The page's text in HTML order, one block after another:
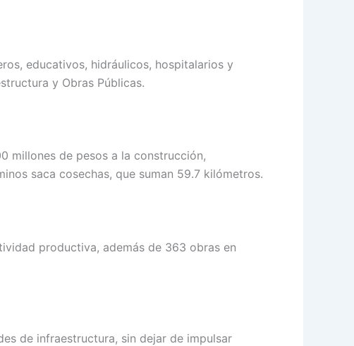
educativos, hidráulicos, hospitalarios y
y Obras Públicas.
millones de pesos a la construcción,
saca cosechas, que suman 59.7 kilómetros.
productiva, además de 363 obras en
de infraestructura, sin dejar de impulsar